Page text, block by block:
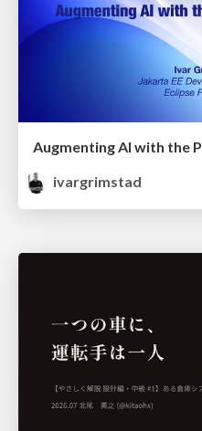
Augmenting AI with the
ivargrimstad